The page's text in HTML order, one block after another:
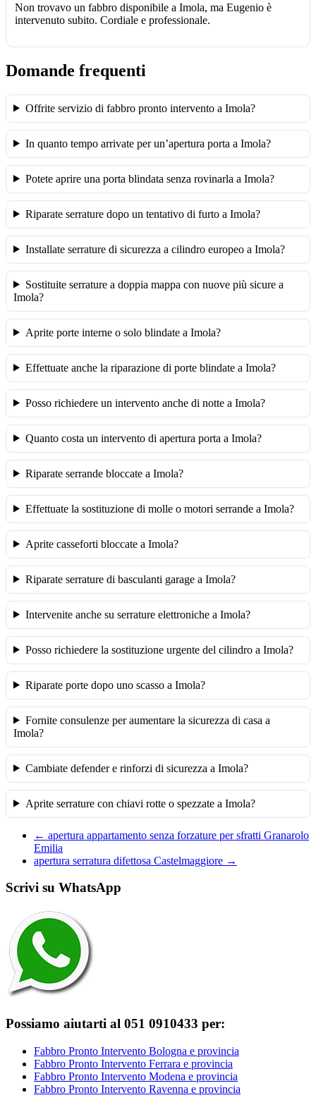
Non trovavo un fabbro disponibile a Imola, ma Eugenio è
intervenuto subito. Cordiale e professionale.
Domande frequenti
Offrite servizio di fabbro pronto intervento a Imola?
In quanto tempo arrivate per un’apertura porta a Imola?
Potete aprire una porta blindata senza rovinarla a Imola?
Riparate serrature dopo un tentativo di furto a Imola?
Installate serrature di sicurezza a cilindro europeo a Imola?
Sostituite serrature a doppia mappa con nuove più sicure a
Imola?
Aprite porte interne o solo blindate a Imola?
Effettuate anche la riparazione di porte blindate a Imola?
Posso richiedere un intervento anche di notte a Imola?
Quanto costa un intervento di apertura porta a Imola?
Riparate serrande bloccate a Imola?
Effettuate la sostituzione di molle o motori serrande a Imola?
Aprite casseforti bloccate a Imola?
Riparate serrature di basculanti garage a Imola?
Intervenite anche su serrature elettroniche a Imola?
Posso richiedere la sostituzione urgente del cilindro a Imola?
Riparate porte dopo uno scasso a Imola?
Fornite consulenze per aumentare la sicurezza di casa a
Imola?
Cambiate defender e rinforzi di sicurezza a Imola?
Aprite serrature con chiavi rotte o spezzate a Imola?
← apertura appartamento senza forzature per sfratti Granarolo
Emilia
apertura serratura difettosa Castelmaggiore →
Scrivi su WhatsApp
Possiamo aiutarti al 051 0910433 per:
Fabbro Pronto Intervento Bologna e provincia
Fabbro Pronto Intervento Ferrara e provincia
Fabbro Pronto Intervento Modena e provincia
Fabbro Pronto Intervento Ravenna e provincia